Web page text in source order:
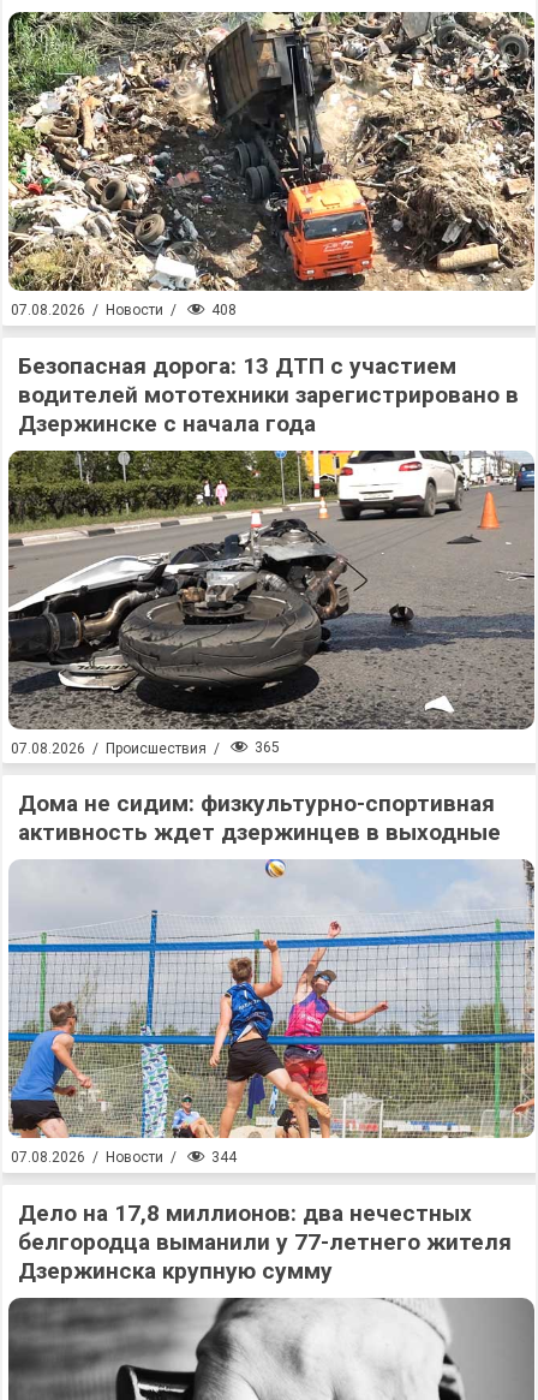
07.08.2026 / Новости / 408
Безопасная дорога: 13 ДТП с участием
водителей мототехники зарегистрировано в
Дзержинске с начала года
07.08.2026 / Происшествия / 365
Дома не сидим: физкультурно-спортивная
активность ждет дзержинцев в выходные
07.08.2026 / Новости / 344
Дело на 17,8 миллионов: два нечестных
белгородца выманили у 77-летнего жителя
Дзержинска крупную сумму